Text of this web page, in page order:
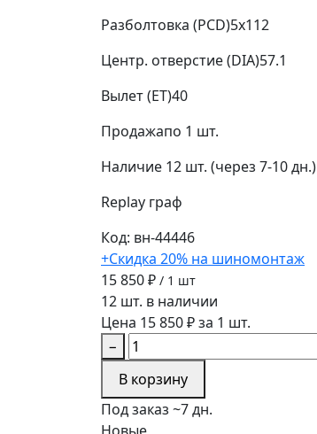
Разболтовка (PCD)5x112
Центр. отверстие (DIA)57.1
Вылет (ET)40
Продажапо 1 шт.
Наличие 12 шт. (через 7-10 дн.)
Replay граф
Код: вн-44446
+Скидка 20% на шиномонтаж
15 850 ₽ / 1 шт
12 шт. в наличии
Цена 15 850 ₽ за 1 шт.
−
В корзину
Под заказ ~7 дн.